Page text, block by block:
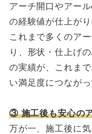
アーチ開口やアー
の経験値が仕上が
これまで多くのア
り、形状・仕上げ
の実績が、これま
い満足度につながっ
③ 施工後も安心の
万が一、施工後に